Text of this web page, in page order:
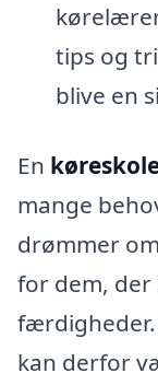
tips og
blive en
En
mange
drømmer
for dem,
kan derfor